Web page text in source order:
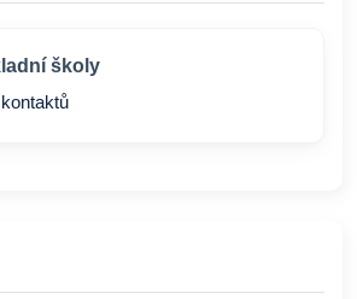
školy